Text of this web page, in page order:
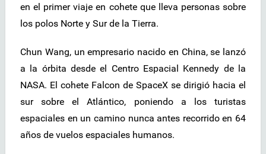
en el primer viaje en cohete que lleva personas sobre
los polos Norte y Sur de la Tierra.
Chun Wang, un empresario nacido en China, se lanzó
a la órbita desde el Centro Espacial Kennedy de la
NASA. El cohete Falcon de SpaceX se dirigió hacia el
sur sobre el Atlántico, poniendo a los turistas
espaciales en un camino nunca antes recorrido en 64
años de vuelos espaciales humanos.